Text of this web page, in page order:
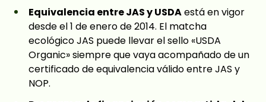
Equivalencia entre JAS y USDAestá en vigor
desde el 1 de enero de 2014. El matcha
ecológico JAS puede llevar el sello «USDA
Organic» siempre que vaya acompañado de un
certificado de equivalencia válido entre JAS y
NOP.